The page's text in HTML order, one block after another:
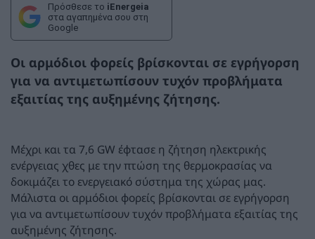
Πρόσθεσε το iEnergeia
στα αγαπημένα σου στη
Google
Οι αρμόδιοι φορείς βρίσκονται σε εγρήγορση
για να αντιμετωπίσουν τυχόν προβλήματα
εξαιτίας της αυξημένης ζήτησης.
Μέχρι και τα 7,6 GW έφτασε η ζήτηση ηλεκτρικής
ενέργειας χθες με την πτώση της θερμοκρασίας να
δοκιμάζει το ενεργειακό σύστημα της χώρας μας.
Μάλιστα οι αρμόδιοι φορείς βρίσκονται σε εγρήγορση
για να αντιμετωπίσουν τυχόν προβλήματα εξαιτίας της
αυξημένης ζήτησης.